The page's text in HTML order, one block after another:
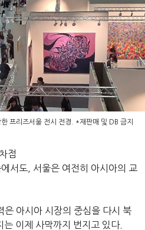
프리즈서울 전시 전경. *재판매 및 DB 금지
점
서도, 서울은 여전히 아시아의 교
은 아시아 시장의 중심을 다시 북
이제 사막까지 번지고 있다.